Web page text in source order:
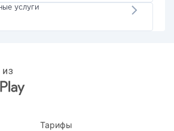
услуги
Тарифы